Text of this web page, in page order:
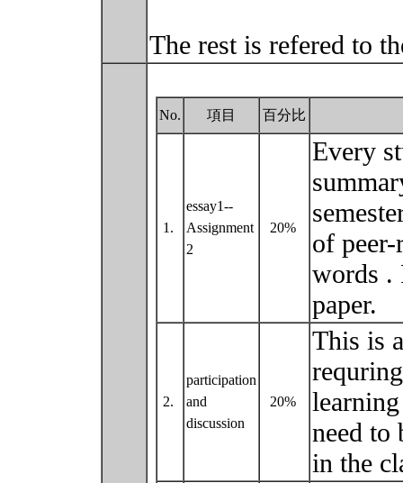
The rest is refered to
No. 項目 百分比
1.
essay1--
Assignment
2
20%
Every
of
words .
paper.
2.
participation
and
discussion
20%
This is
need to
in the